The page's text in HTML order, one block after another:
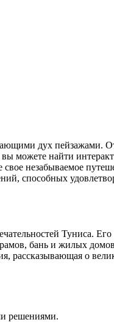
можете найти
незабываемое
способных
Туниса.
бань и жилых
рассказывающая о
решениями.